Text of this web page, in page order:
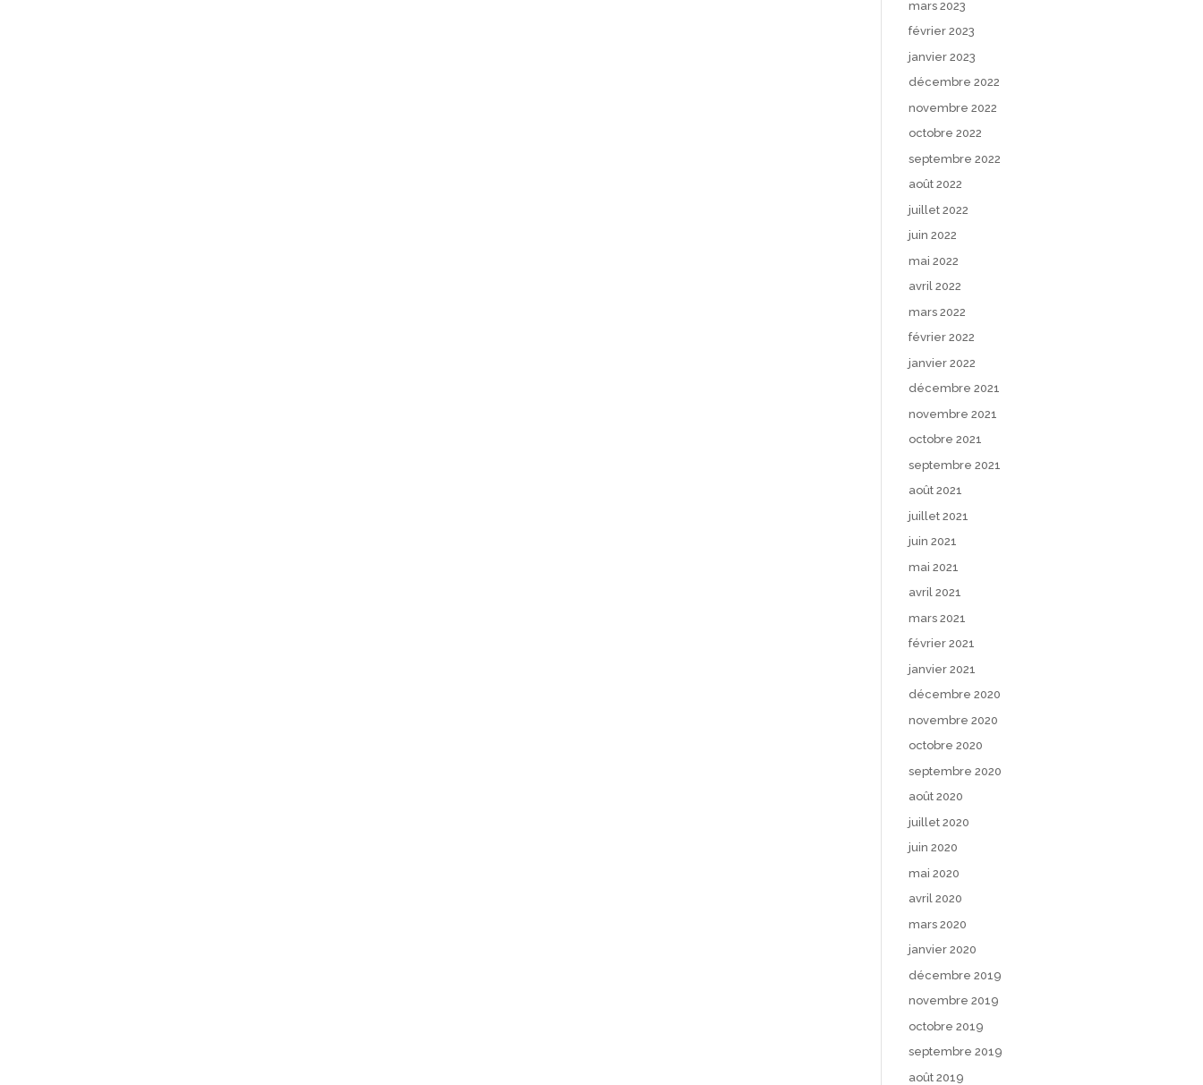
mars 2023
février 2023
janvier 2023
décembre 2022
novembre 2022
octobre 2022
septembre 2022
août 2022
juillet 2022
juin 2022
mai 2022
avril 2022
mars 2022
février 2022
janvier 2022
décembre 2021
novembre 2021
octobre 2021
septembre 2021
août 2021
juillet 2021
juin 2021
mai 2021
avril 2021
mars 2021
février 2021
janvier 2021
décembre 2020
novembre 2020
octobre 2020
septembre 2020
août 2020
juillet 2020
juin 2020
mai 2020
avril 2020
mars 2020
janvier 2020
décembre 2019
novembre 2019
octobre 2019
septembre 2019
août 2019